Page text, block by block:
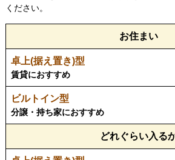
ください。
お住まい
賃貸におすすめ
分譲・持ち家におすすめ
どれぐらい入る